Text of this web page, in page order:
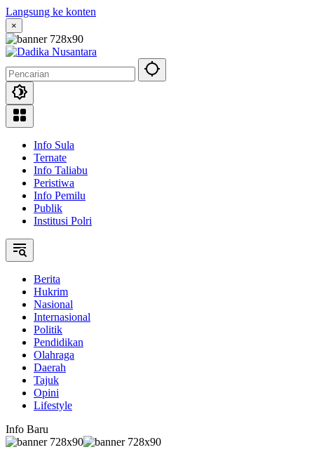
Langsung ke konten
×
Info Sula
Ternate
Info Taliabu
Peristiwa
Info Pemilu
Publik
Institusi Polri
Berita
Hukrim
Nasional
Internasional
Politik
Pendidikan
Olahraga
Daerah
Tajuk
Opini
Lifestyle
Info Baru